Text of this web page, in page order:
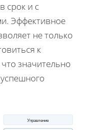
срок и с
Эффективное
не только
к
значительно
Управление